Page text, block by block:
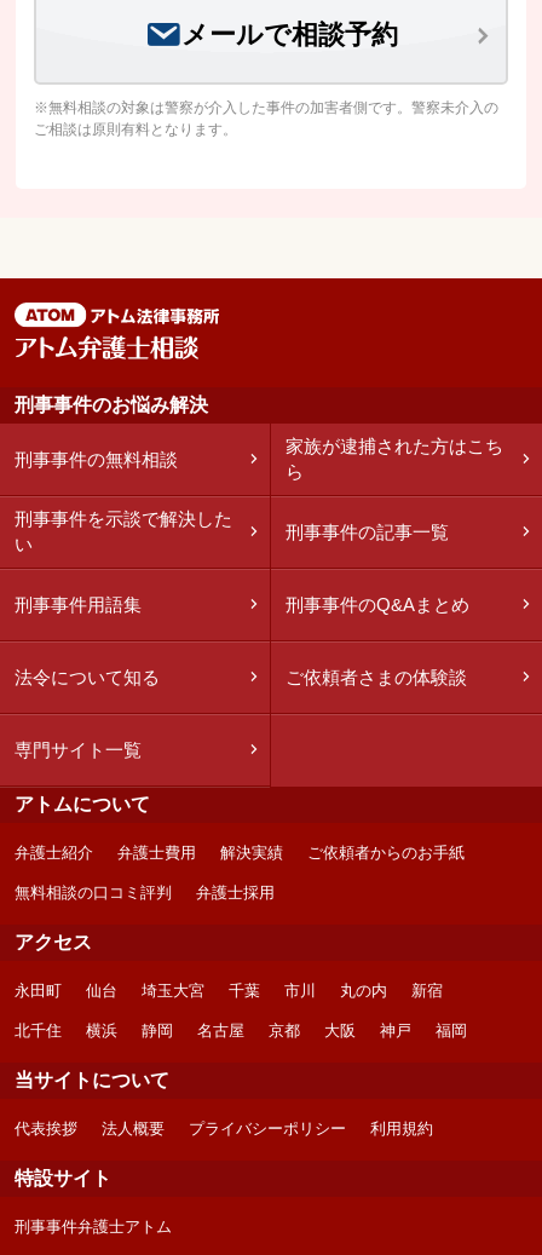
メールで相談予約
※無料相談の対象は警察が介入した事件の加害者側です。警察未介入の
ご相談は原則有料となります。
刑事事件のお悩み解決
刑事事件の無料相談
家族が逮捕された方はこち
ら
刑事事件を示談で解決した
い
刑事事件の記事一覧
刑事事件用語集 刑事事件のQ&Aまとめ
法令について知る ご依頼者さまの体験談
専門サイト一覧
アトムについて
弁護士紹介 弁護士費用 解決実績 ご依頼者からのお手紙
無料相談の口コミ評判 弁護士採用
アクセス
永田町 仙台 埼玉大宮 千葉 市川 丸の内 新宿
北千住 横浜 静岡 名古屋 京都 大阪 神戸 福岡
当サイトについて
代表挨拶 法人概要 プライバシーポリシー 利用規約
特設サイト
刑事事件弁護士アトム